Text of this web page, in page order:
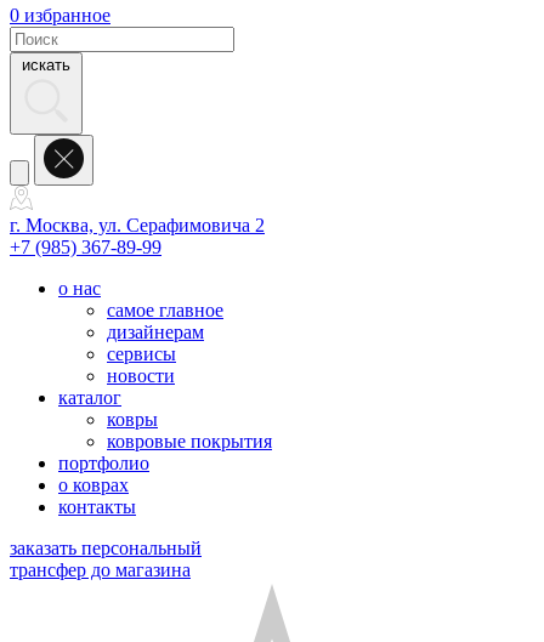
0 избранное
г. Москва, ул. Серафимовича 2
+7 (985) 367-89-99
о нас
самое главное
дизайнерам
сервисы
новости
каталог
ковры
ковровые покрытия
портфолио
о коврах
контакты
заказать персональный
трансфер до магазина